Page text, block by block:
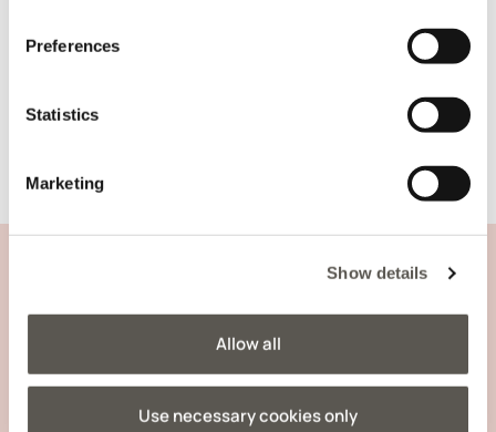
Preferences
Statistics
Marketing
Show details
Allow all
Use necessary cookies only
expédition et retours
INFORMATIONS RELATIVES À L’ENTREPRISE